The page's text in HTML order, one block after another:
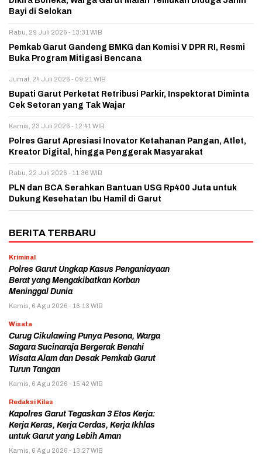
Bayi di Selokan
Rabu, 29 Juli 2026 - 13:31 WIB
Pemkab Garut Gandeng BMKG dan Komisi V DPR RI, Resmi
Buka Program Mitigasi Bencana
Jumat, 24 Juli 2026 - 09:21 WIB
Bupati Garut Perketat Retribusi Parkir, Inspektorat Diminta
Cek Setoran yang Tak Wajar
Kamis, 23 Juli 2026 - 12:41 WIB
Polres Garut Apresiasi Inovator Ketahanan Pangan, Atlet,
Kreator Digital, hingga Penggerak Masyarakat
Rabu, 22 Juli 2026 - 11:36 WIB
PLN dan BCA Serahkan Bantuan USG Rp400 Juta untuk
Dukung Kesehatan Ibu Hamil di Garut
BERITA TERBARU
Kriminal
Polres Garut Ungkap Kasus Penganiayaan
Berat yang Mengakibatkan Korban
Meninggal Dunia
Kamis, 6 Agu 2026 - 16:13 WIB
Wisata
Curug Cikulawing Punya Pesona, Warga
Sagara Sucinaraja Bergerak Benahi
Wisata Alam dan Desak Pemkab Garut
Turun Tangan
Kamis, 6 Agu 2026 - 15:42 WIB
Redaksi Kilas
Kapolres Garut Tegaskan 3 Etos Kerja:
Kerja Keras, Kerja Cerdas, Kerja Ikhlas
untuk Garut yang Lebih Aman
Kamis, 6 Agu 2026 - 13:27 WIB